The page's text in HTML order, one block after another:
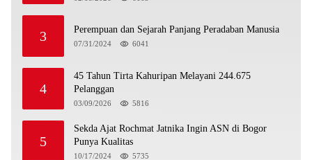
3 Perempuan dan Sejarah Panjang Peradaban Manusia
07/31/2024 6041
4
45 Tahun Tirta Kahuripan Melayani 244.675
Pelanggan
03/09/2026 5816
5
Sekda Ajat Rochmat Jatnika Ingin ASN di Bogor
Punya Kualitas
10/17/2024 5735